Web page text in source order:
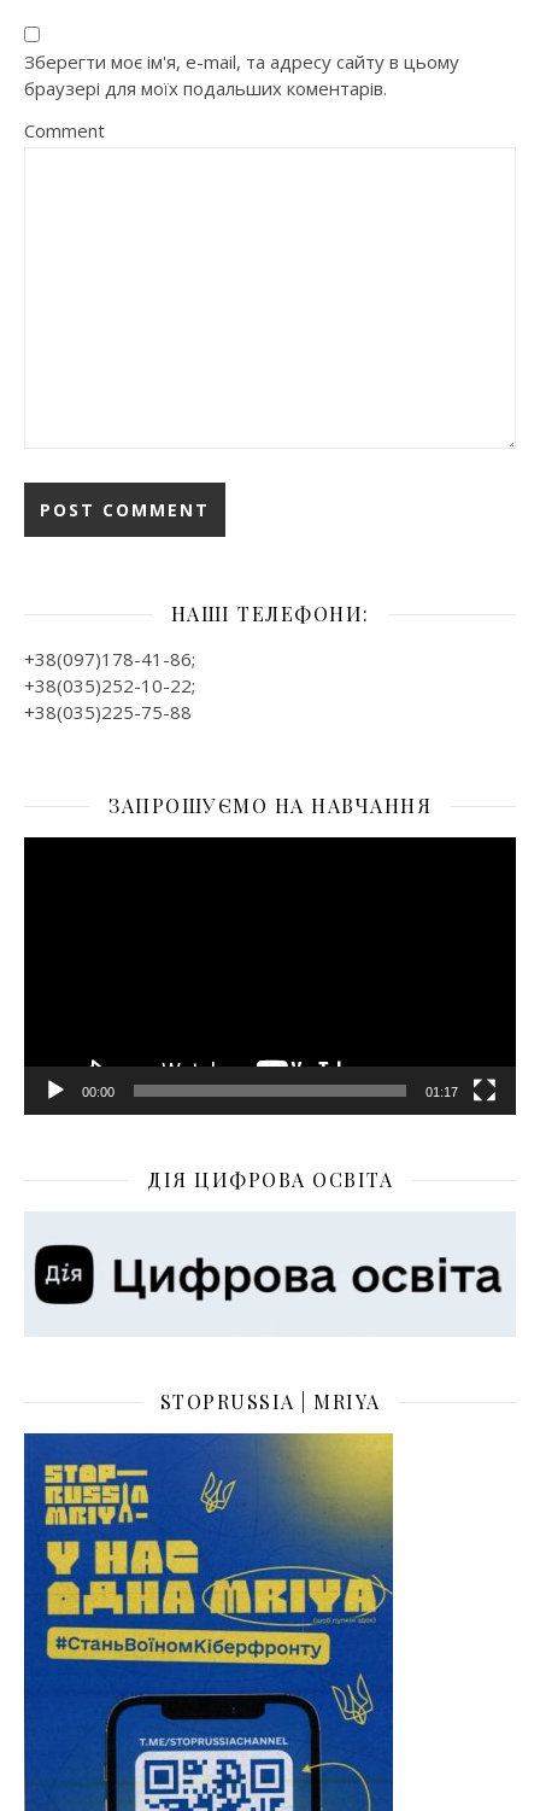
Зберегти моє ім'я, e-mail, та адресу сайту в цьому
браузері для моїх подальших коментарів.
Comment
НАШІ ТЕЛЕФОНИ:
+38(097)178-41-86;
+38(035)252-10-22;
+38(035)225-75-88
ЗАПРОШУЄМО НА НАВЧАННЯ
00:00 01:17
ДІЯ ЦИФРОВА ОСВІТА
STOPRUSSIA | MRIYA